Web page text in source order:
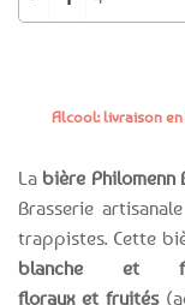
Alcool: livraison
La bière Philomenn
Brasserie
trappistes. Cette
blanche et
floraux et fruités